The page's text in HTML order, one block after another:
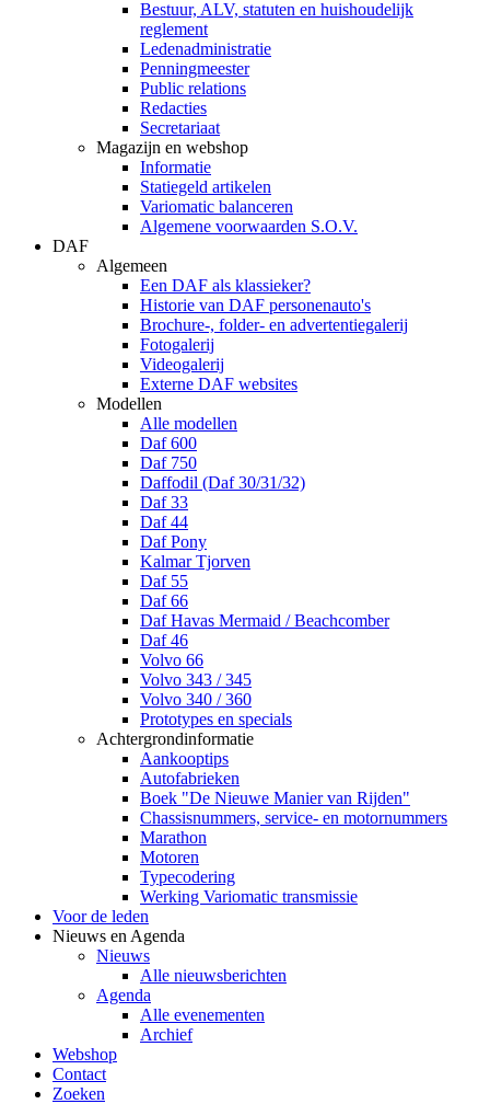
Bestuur, ALV, statuten en huishoudelijk
reglement
Ledenadministratie
Penningmeester
Public relations
Redacties
Secretariaat
Magazijn en webshop
Informatie
Statiegeld artikelen
Variomatic balanceren
Algemene voorwaarden S.O.V.
DAF
Algemeen
Een DAF als klassieker?
Historie van DAF personenauto's
Brochure-, folder- en advertentiegalerij
Fotogalerij
Videogalerij
Externe DAF websites
Modellen
Alle modellen
Daf 600
Daf 750
Daffodil (Daf 30/31/32)
Daf 33
Daf 44
Daf Pony
Kalmar Tjorven
Daf 55
Daf 66
Daf Havas Mermaid / Beachcomber
Daf 46
Volvo 66
Volvo 343 / 345
Volvo 340 / 360
Prototypes en specials
Achtergrondinformatie
Aankooptips
Autofabrieken
Boek "De Nieuwe Manier van Rijden"
Chassisnummers, service- en motornummers
Marathon
Motoren
Typecodering
Werking Variomatic transmissie
Voor de leden
Nieuws en Agenda
Nieuws
Alle nieuwsberichten
Agenda
Alle evenementen
Archief
Webshop
Contact
Zoeken